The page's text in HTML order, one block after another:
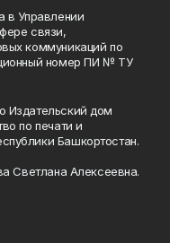
в Управлении
связи,
коммуникаций по
номер ПИ № ТУ
Издательский дом
по печати и
Башкортостан.
Светлана Алексеевна.